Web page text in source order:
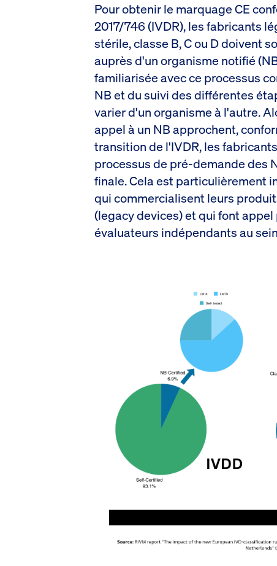
Pour obtenir le marquage CE
2017/746 (IVDR), les fabricants
stérile, classe B, C ou D doivent
auprès d'un organisme notifié
familiarisée avec ce processus
NB et du suivi des différentes
varier d'un organisme à l'autre.
appel à un NB approchent,
transition de l'IVDR, les
processus de pré-demande des
finale. Cela est particulièrement
qui commercialisent leurs
(legacy devices) et qui font
évaluateurs indépendants au